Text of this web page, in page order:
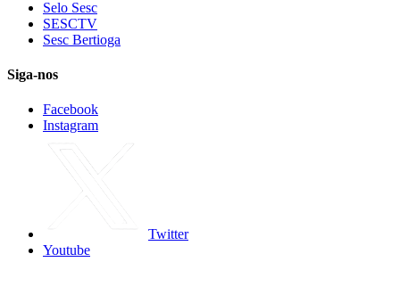
Selo Sesc
SESCTV
Sesc Bertioga
Siga-nos
Facebook
Instagram
Twitter
Youtube